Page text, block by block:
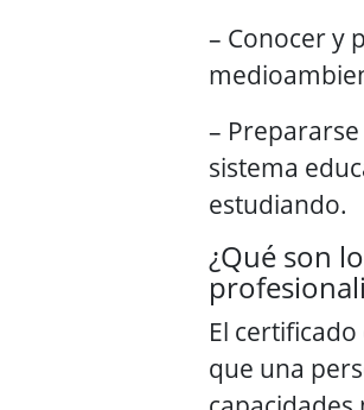
– Conocer y
–
sistema
estudiando.
¿Qué son
El
que una